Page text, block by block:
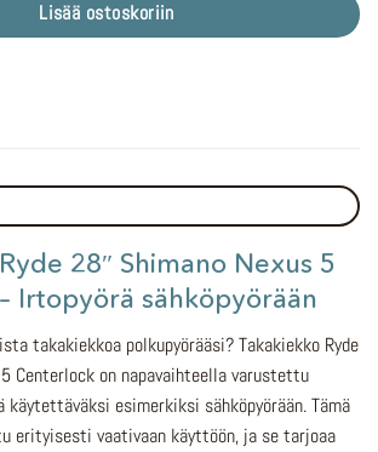
Lisää ostoskoriin
28″ Shimano Nexus 5
Irtopyörä sähköpyörään
takakiekkoa polkupyörääsi? Takakiekko Ryde
Centerlock on napavaihteella varustettu
käytettäväksi esimerkiksi sähköpyörään. Tämä
erityisesti vaativaan käyttöön, ja se tarjoaa